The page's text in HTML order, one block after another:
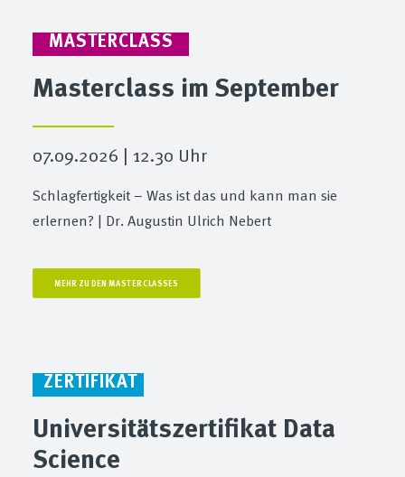
MASTERCLASS
Masterclass im September
07.09.2026 | 12.30 Uhr
Schlagfertigkeit – Was ist das und kann man sie
erlernen? | Dr. Augustin Ulrich Nebert
MEHR ZU DEN MASTERCLASSES
ZERTIFIKAT
Universitätszertifikat Data
Science